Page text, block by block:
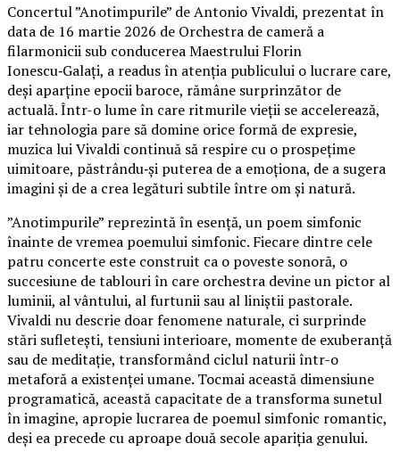
Concertul ”Anotimpurile” de Antonio Vivaldi, prezentat în
data de 16 martie 2026 de Orchestra de cameră a
filarmonicii sub conducerea Maestrului Florin
Ionescu‑Galați, a readus în atenția publicului o lucrare care,
deși aparține epocii baroce, rămâne surprinzător de
actuală. Într-o lume în care ritmurile vieții se accelerează,
iar tehnologia pare să domine orice formă de expresie,
muzica lui Vivaldi continuă să respire cu o prospețime
uimitoare, păstrându‑și puterea de a emoționa, de a sugera
imagini și de a crea legături subtile între om și natură.
”Anotimpurile” reprezintă în esență, un poem simfonic
înainte de vremea poemului simfonic. Fiecare dintre cele
patru concerte este construit ca o poveste sonoră, o
succesiune de tablouri în care orchestra devine un pictor al
luminii, al vântului, al furtunii sau al liniștii pastorale.
Vivaldi nu descrie doar fenomene naturale, ci surprinde
stări sufletești, tensiuni interioare, momente de exuberanță
sau de meditație, transformând ciclul naturii într-o
metaforă a existenței umane. Tocmai această dimensiune
programatică, această capacitate de a transforma sunetul
în imagine, apropie lucrarea de poemul simfonic romantic,
deși ea precede cu aproape două secole apariția genului.